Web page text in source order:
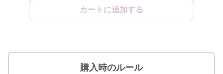
カートに追加する
購入時のルール